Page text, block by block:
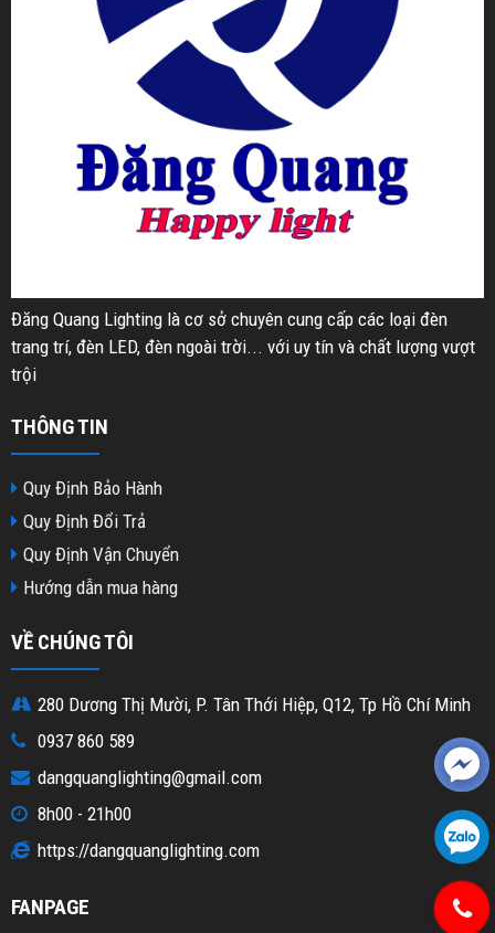
Đăng Quang Lighting là cơ sở chuyên cung cấp các loại đèn
trang trí, đèn LED, đèn ngoài trời... với uy tín và chất lượng vượt
trội
THÔNG TIN
Quy Định Bảo Hành
Quy Định Đổi Trả
Quy Định Vận Chuyển
Hướng dẫn mua hàng
VỀ CHÚNG TÔI
280 Dương Thị Mười, P. Tân Thới Hiệp, Q12, Tp Hồ Chí Minh
0937 860 589
dangquanglighting@gmail.com
8h00 - 21h00
https://dangquanglighting.com
FANPAGE